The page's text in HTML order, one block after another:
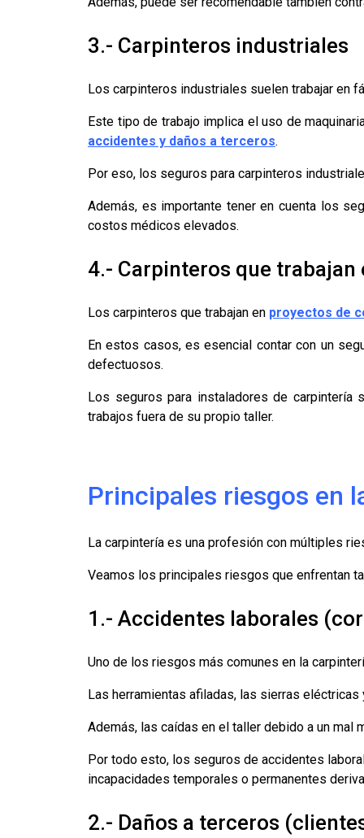
3.- Carpinteros industriales
Los carpinteros industriales suelen trabajar en
Este tipo de trabajo implica el uso de
accidentes y daños a terceros.
Por eso, los seguros para carpinteros
Además, es importante tener en cuenta los
costos médicos elevados.
4.- Carpinteros que
Los carpinteros que trabajan en proyectos de
En estos casos, es esencial contar con un
defectuosos.
Los seguros para instaladores de carpintería
trabajos fuera de su propio taller.
Principales riesgos en
La carpintería es una profesión con múltiples
Veamos los principales riesgos que enfrentan
1.- Accidentes laborales
Uno de los riesgos más comunes en la
Las herramientas afiladas, las sierras
Además, las caídas en el taller debido a un mal
Por todo esto, los seguros de accidentes
incapacidades temporales o permanentes
2.- Daños a terceros